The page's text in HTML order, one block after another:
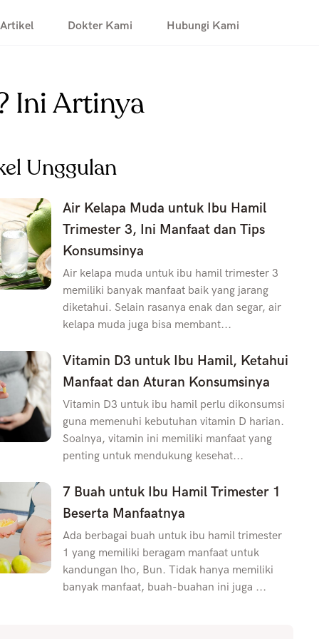
Artikel Dokter Kami Hubungi Kami
Ini Artinya
Unggulan
Air Kelapa Muda untuk Ibu Hamil
Trimester 3, Ini Manfaat dan Tips
Konsumsinya
Air kelapa muda untuk ibu hamil trimester 3
memiliki banyak manfaat baik yang jarang
diketahui. Selain rasanya enak dan segar, air
kelapa muda juga bisa membant...
Vitamin D3 untuk Ibu Hamil, Ketahui
Manfaat dan Aturan Konsumsinya
Vitamin D3 untuk ibu hamil perlu dikonsumsi
guna memenuhi kebutuhan vitamin D harian.
Soalnya, vitamin ini memiliki manfaat yang
penting untuk mendukung kesehat...
7 Buah untuk Ibu Hamil Trimester 1
Beserta Manfaatnya
Ada berbagai buah untuk ibu hamil trimester
1 yang memiliki beragam manfaat untuk
kandungan lho, Bun. Tidak hanya memiliki
banyak manfaat, buah-buahan ini juga ...